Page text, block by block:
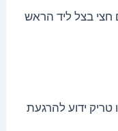
חצי בצל ליד הראש
ידוע להרגעת